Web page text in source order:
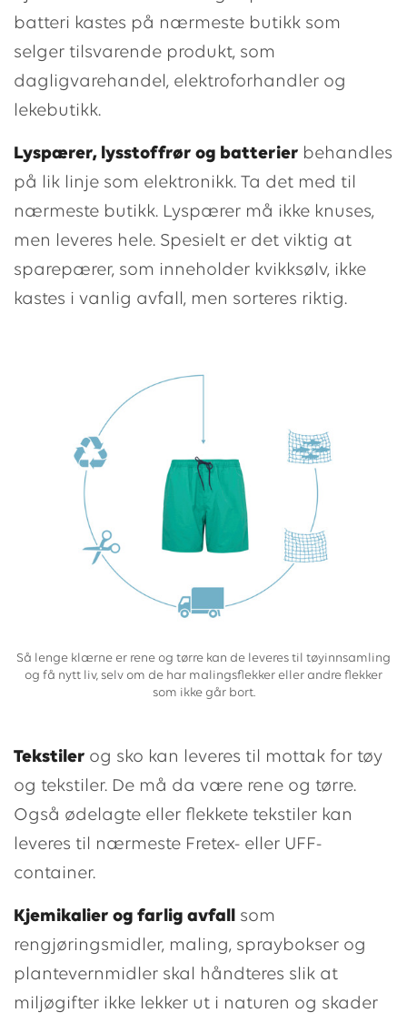
batteri kastes på nærmeste butikk som
selger tilsvarende produkt, som
dagligvarehandel, elektroforhandler og
lekebutikk.
Lyspærer, lysstoffrør og batterier behandles
på lik linje som elektronikk. Ta det med til
nærmeste butikk. Lyspærer må ikke knuses,
men leveres hele. Spesielt er det viktig at
sparepærer, som inneholder kvikksølv, ikke
kastes i vanlig avfall, men sorteres riktig.
Så lenge klærne er rene og tørre kan de leveres til tøyinnsamling
og få nytt liv, selv om de har malingsflekker eller andre flekker
som ikke går bort.
Tekstiler og sko kan leveres til mottak for tøy
og tekstiler. De må da være rene og tørre.
Også ødelagte eller flekkete tekstiler kan
leveres til nærmeste Fretex- eller UFF-
container.
Kjemikalier og farlig avfall som
rengjøringsmidler, maling, spraybokser og
plantevernmidler skal håndteres slik at
miljøgifter ikke lekker ut i naturen og skader